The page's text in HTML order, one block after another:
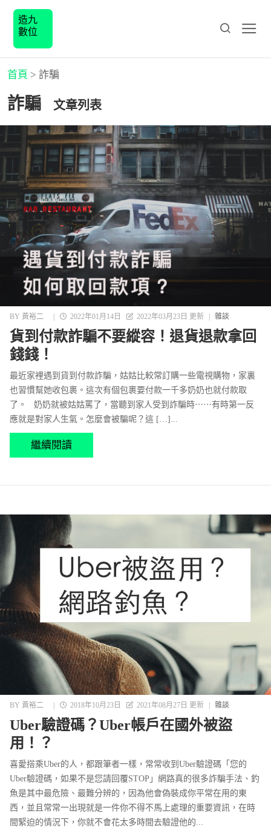
造九
數位
首頁 > 詐騙
詐騙 文章列表
BY 黃裕二 | 2022年01月14日 2022年03月23日 更新 | 雜談
貨到付款詐騙不要縱容！退貨退款拿回
錢錢！
最近家裡遇到貨到付款詐騙，姑姑比較常訂購一些電視購物，家裏
也習慣幫她收包裹。這次有個包裹要付款一千多奶奶也就付款取
了。 奶奶就被姑姑罵了，當聽到家人受到詐騙時⋯⋯有時第一反
應就是對家人生氣。怎麼會被騙呢？這 […]...
繼續閱讀
BY 黃裕二 2018年10月23日 2021年08月27日 更新 雜談
Uber驗證碼？Uber帳戶在國外被盜
用！？
喜愛搭乘Uber的人，都跟筆者一樣，常常收到Uber驗證碼「您的
Uber驗證碼，如果不是您請回覆STOP」網路真的很多詐騙手法、釣
魚是其中最危險、最難分辨的，因為他會偽裝成你平常在用的東
西，並且常常一出現就是一件你不得不馬上處理的重要資訊，在時
間緊迫的情況下，你就不會花太多時間去驗證他的...